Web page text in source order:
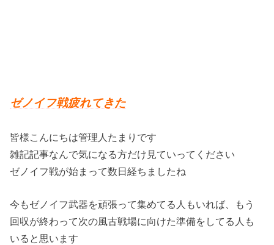
ゼノイフ戦疲れてきた
皆様こんにちは管理人たまりです
雑記記事なんで気になる方だけ見ていってください
ゼノイフ戦が始まって数日経ちましたね
今もゼノイフ武器を頑張って集めてる人もいれば、もう
回収が終わって次の風古戦場に向けた準備をしてる人も
いると思います